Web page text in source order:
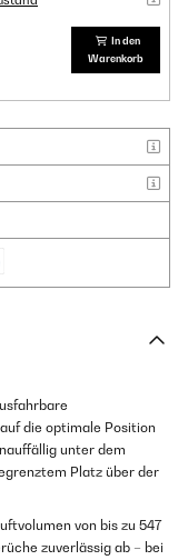
In den
Warenkorb
die optimale Position
unter dem
Platz über der
von bis zu 547
zuverlässig ab – bei